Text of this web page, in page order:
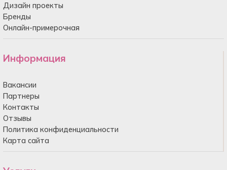
Дизайн проекты
Бренды
Онлайн-примерочная
Информация
Вакансии
Партнеры
Контакты
Отзывы
Политика конфиденциальности
Карта сайта